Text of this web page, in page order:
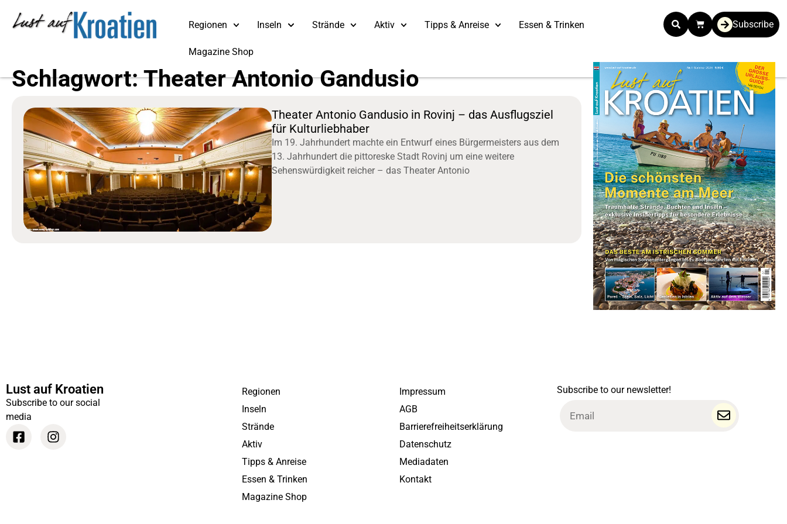
Regionen Inseln Strände Aktiv Tipps & Anreise Essen & Trinken
Magazine Shop
Subscribe
Schlagwort: Theater Antonio Gandusio
Theater Antonio Gandusio in Rovinj – das Ausflugsziel
für Kulturliebhaber
Im 19. Jahrhundert machte ein Entwurf eines Bürgermeisters aus dem
13. Jahrhundert die pittoreske Stadt Rovinj um eine weitere
Sehenswürdigkeit reicher – das Theater Antonio
Lust auf Kroatien
Subscribe to our social
media
Regionen
Inseln
Strände
Aktiv
Tipps & Anreise
Essen & Trinken
Magazine Shop
Impressum
AGB
Barrierefreiheitserklärung
Datenschutz
Mediadaten
Kontakt
Subscribe to our newsletter!